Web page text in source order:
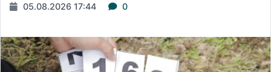
05.08.2026 17:44 0